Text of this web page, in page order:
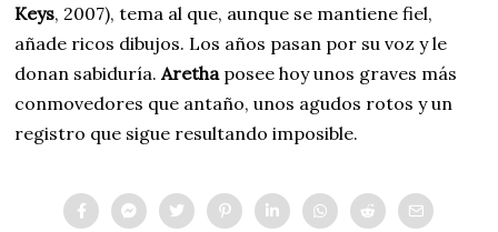
Keys, 2007), tema al que, aunque se mantiene fiel,
añade ricos dibujos. Los años pasan por su voz y le
donan sabiduría.Arethaposee hoy unos graves más
conmovedores que antaño, unos agudos rotos y un
registro que sigue resultando imposible.